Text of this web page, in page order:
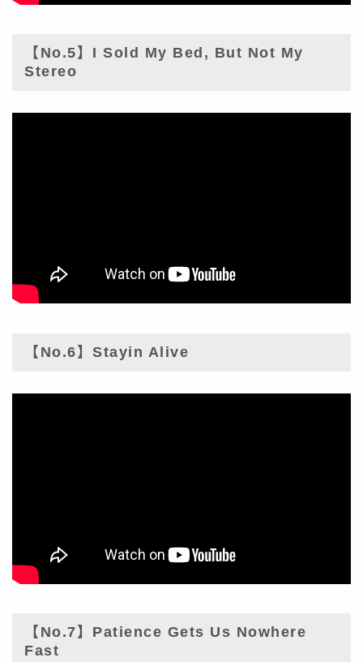
【No.5】I Sold My Bed, But Not My
Stereo
【No.6】Stayin Alive
【No.7】Patience Gets Us Nowhere
Fast